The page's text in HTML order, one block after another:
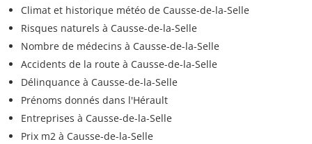
Climat et historique météo de Causse-de-la-Selle
Risques naturels à Causse-de-la-Selle
Nombre de médecins à Causse-de-la-Selle
Accidents de la route à Causse-de-la-Selle
Délinquance à Causse-de-la-Selle
Prénoms donnés dans l'Hérault
Entreprises à Causse-de-la-Selle
Prix m2 à Causse-de-la-Selle